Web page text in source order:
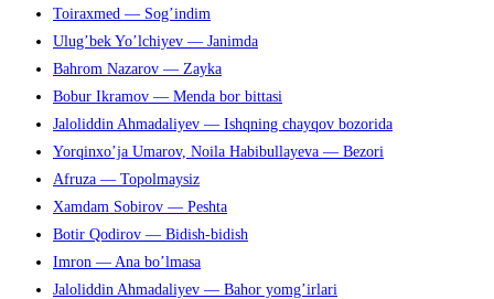
панель
поиска.
Toiraxmed — Sog’indim
Ulug’bek Yo’lchiyev — Janimda
Bahrom Nazarov — Zayka
Bobur Ikramov — Menda bor bittasi
Jaloliddin Ahmadaliyev — Ishqning chayqov bozorida
Yorqinxo’ja Umarov, Noila Habibullayeva — Bezori
Afruza — Topolmaysiz
Xamdam Sobirov — Peshta
Botir Qodirov — Bidish-bidish
Imron — Ana bo’lmasa
Jaloliddin Ahmadaliyev — Bahor yomg’irlari